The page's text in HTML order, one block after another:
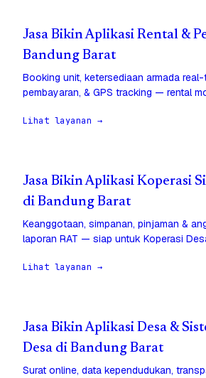
Jasa Bikin Aplikasi Rental &
Bandung Barat
Booking unit, ketersediaan armada
pembayaran, & GPS tracking — rental
Lihat layanan →
Jasa Bikin Aplikasi Koperasi
di Bandung Barat
Keanggotaan, simpanan, pinjaman &
laporan RAT — siap untuk Koperasi
Lihat layanan →
Jasa Bikin Aplikasi Desa &
Desa di Bandung Barat
Surat online, data kependudukan,